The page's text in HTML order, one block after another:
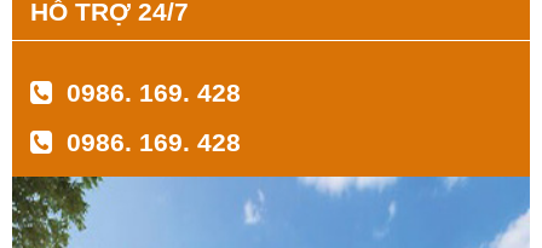
HỖ TRỢ 24/7
0986. 169. 428
0986. 169. 428